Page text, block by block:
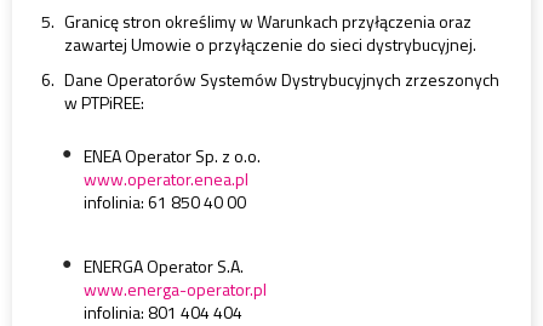
Granicę stron określimy w Warunkach przyłączenia oraz
zawartej Umowie o przyłączenie do sieci dystrybucyjnej.
Dane Operatorów Systemów Dystrybucyjnych zrzeszonych
w PTPiREE:
ENEA Operator Sp. z o.o.
www.operator.enea.pl
infolinia: 61 850 40 00
ENERGA Operator S.A.
www.energa-operator.pl
infolinia: 801 404 404